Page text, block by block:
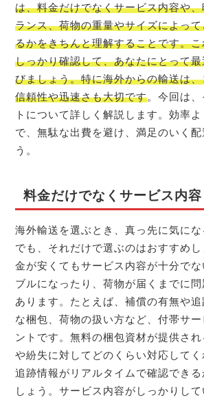
は、料金だけでなくサービス内容や
ランス、荷物の重量やサイズによっ
るかをきちんと理解することです。
しっかり確認して、あなたにとって
びましょう。特に海外からの輸送は
信頼性や迅速さも大切です。今回は
トについて詳しく解説します。効率
で、無駄な出費を避け、満足のいく配
う。
料金だけでなくサービス内
海外輸送を選ぶとき、真っ先に気にな
でも、それだけで選ぶのはおすすめ
金が安くてもサービス内容が十分で
ブルになったり、荷物が届くまでに
あります。たとえば、補償の有無や
な梱包、荷物の扱い方など、付帯サ
ントです。無料の梱包資材が提供さ
や紛失に対してどのくらい対応してく
追跡情報がリアルタイムで確認できる
しょう。サービス内容がしっかりし